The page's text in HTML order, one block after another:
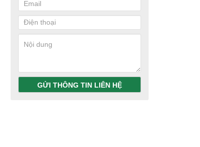
GỬI THÔNG TIN LIÊN HỆ